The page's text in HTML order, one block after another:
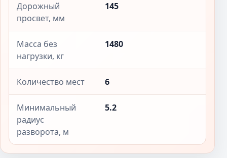
Дорожный
просвет, мм
145
Масса без
нагрузки, кг
1480
Количество мест 6
Минимальный
радиус
разворота, м
5.2